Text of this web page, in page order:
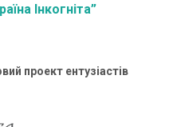
Інкогніта”
проект ентузіастів